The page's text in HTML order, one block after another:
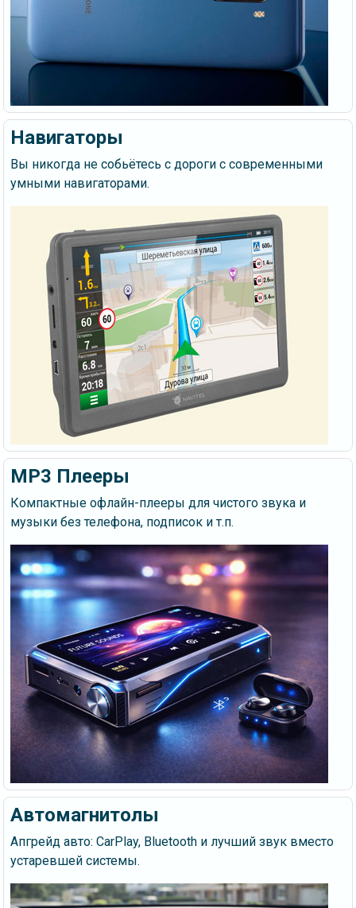
Навигаторы
Вы никогда не собьётесь с дороги с современными
умными навигаторами.
MP3 Плееры
Компактные офлайн-плееры для чистого звука и
музыки без телефона, подписок и т.п.
Автомагнитолы
Апгрейд авто: CarPlay, Bluetooth и лучший звук вместо
устаревшей системы.